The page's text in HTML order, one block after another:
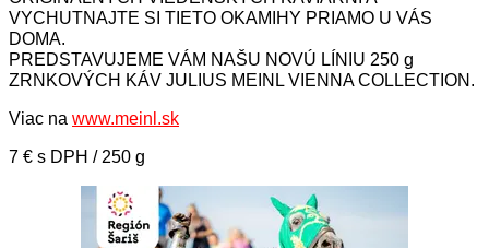
VYCHUTNAJTE SI TIETO OKAMIHY PRIAMO U VÁS
DOMA.
PREDSTAVUJEME VÁM NAŠU NOVÚ LÍNIU 250 g
ZRNKOVÝCH KÁV JULIUS MEINL VIENNA COLLECTION.
Viac na www.meinl.sk
7 € s DPH / 250 g